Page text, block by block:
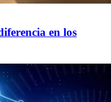
en los